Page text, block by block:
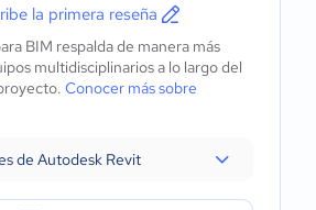
la primera reseña
BIM respalda de manera más
multidisciplinarios a lo largo del
Conocer más sobre
de Autodesk Revit